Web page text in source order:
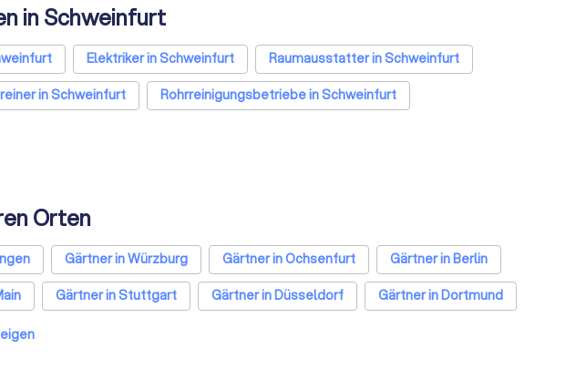
in Schweinfurt
Elektriker in Schweinfurt
Raumausstatter in Schweinfurt
in Schweinfurt Rohrreinigungsbetriebe in Schweinfurt
Orten
Gärtner in Würzburg Gärtner in Ochsenfurt
Gärtner in Berlin
Gärtner in Stuttgart Gärtner in Düsseldorf
Gärtner in Dortmund
in Hannover